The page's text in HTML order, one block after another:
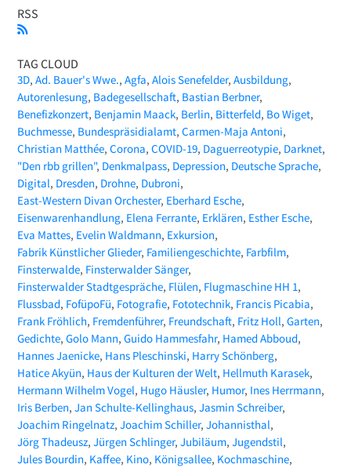
RSS
TAG CLOUD
3D Ad. Bauer's Wwe. Agfa Alois Senefelder Ausbildung
Autorenlesung Badegesellschaft Bastian Berbner
Benefizkonzert Benjamin Maack Berlin Bitterfeld Bo Wiget
Buchmesse Bundespräsidialamt Carmen-Maja Antoni
Christian Matthée Corona COVID-19 Daguerreotypie Darknet
"Den rbb grillen" Denkmalpass Depression Deutsche Sprache
Digital Dresden Drohne Dubroni
East-Western Divan Orchester Eberhard Esche
Eisenwarenhandlung Elena Ferrante Erklären Esther Esche
Eva Mattes Evelin Waldmann Exkursion
Fabrik Künstlicher Glieder Familiengeschichte Farbfilm
Finsterwalde Finsterwalder Sänger
Finsterwalder Stadtgespräche Flülen Flugmaschine HH 1
Flussbad FofüpoFü Fotografie Fototechnik Francis Picabia
Frank Fröhlich Fremdenführer Freundschaft Fritz Holl Garten
Gedichte Golo Mann Guido Hammesfahr Hamed Abboud
Hannes Jaenicke Hans Pleschinski Harry Schönberg
Hatice Akyün Haus der Kulturen der Welt Hellmuth Karasek
Hermann Wilhelm Vogel Hugo Häusler Humor Ines Herrmann
Iris Berben Jan Schulte-Kellinghaus Jasmin Schreiber
Joachim Ringelnatz Joachim Schiller Johannisthal
Jörg Thadeusz Jürgen Schlinger Jubiläum Jugendstil
Jules Bourdin Kaffee Kino Königsallee Kochmaschine